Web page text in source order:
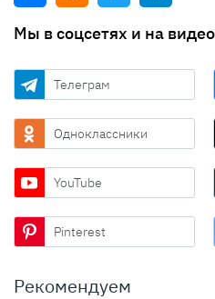
Мы в соцсетях и на
Телеграм
Одноклассники
YouTube
Pinterest
Рекомендуем